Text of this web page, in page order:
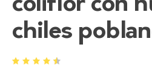
chiles
1 2 3 4 5